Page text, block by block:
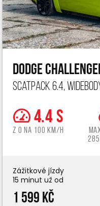
Dodge
ScatPack 6.4,
4.4 s
z 0 na 100 km/h
Zážitkové jízdy
15 minut už od
1 599 Kč